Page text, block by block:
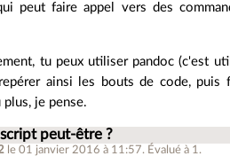
peut faire appel vers des
tu peux utiliser pandoc (c'est
ainsi les bouts de code,
je pense.
script peut-être ?
le 01 janvier 2016 à 11:57. Évalué à 1 .